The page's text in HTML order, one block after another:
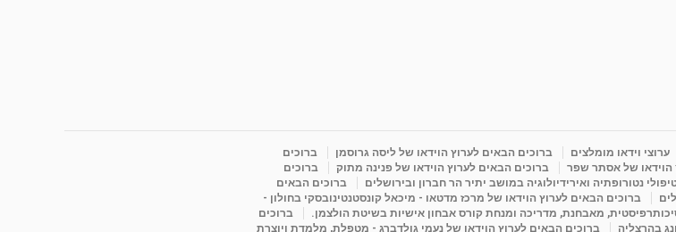
ערוצי וידאו מומלצים ברוכים הבאים לערוץ הוידאו של ליסה גרוסמן
ברוכים
הוידאו של אסתר שפר ברוכים הבאים לערוץ הוידאו של פנינה מתוק
ברוכים
נטורופתיה ואירידיולוגיה במושב יתיר הר חברון ובירושלים
ברוכים הבאים
ברוכים הבאים לערוץ הוידאו של מרכז מדטאו - מיכאל קונסטנטינובסקי בחולון -
מאבחנת, מדריכה ומנחת קורס אבחון אישיות בשיטת הולצמן.
ברוכים
בהרצליה
ברוכים הבאים לערוץ הוידאו של נעמי גולדברג - מטפלת, מלמדת ויוצרת